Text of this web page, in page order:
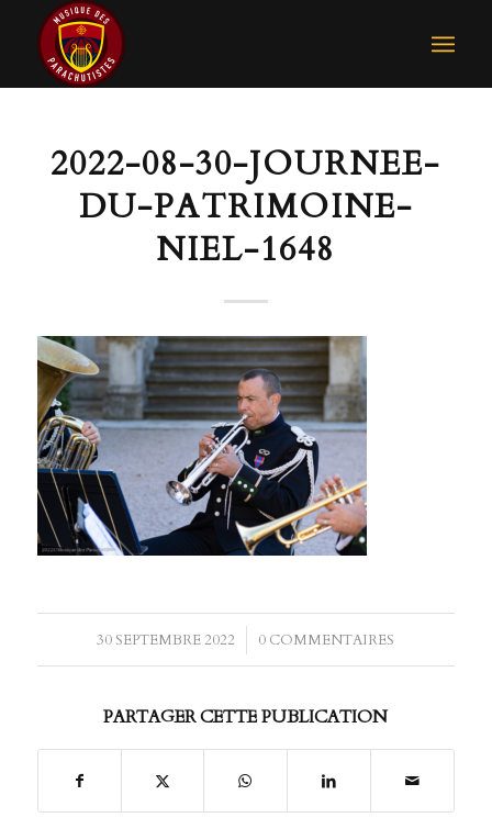
2022-08-30-JOURNEE-
DU-PATRIMOINE-
NIEL-1648
30 SEPTEMBRE 2022
/ 0 COMMENTAIRES
PARTAGER CETTE PUBLICATION